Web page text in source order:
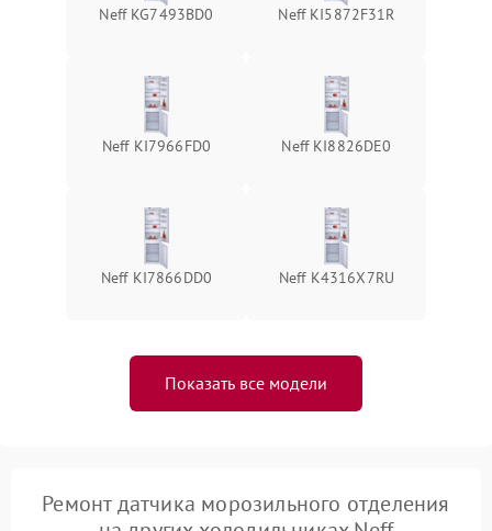
Neff KG7493BD0 Neff KI5872F31R
Neff KI7966FD0 Neff KI8826DE0
Neff KI7866DD0 Neff K4316X7RU
Показать все модели
Ремонт датчика морозильного отделения